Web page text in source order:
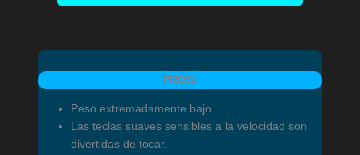
PROS:
Peso extremadamente bajo.
Las teclas suaves sensibles a la velocidad son
divertidas de tocar.